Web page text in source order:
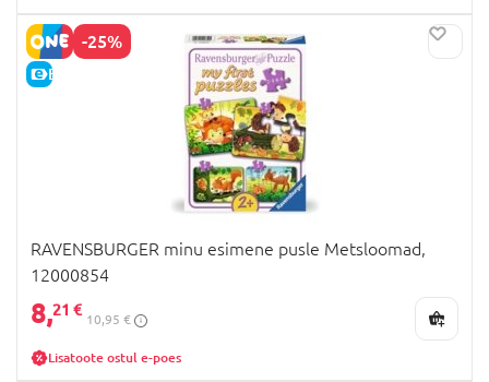
-25%
E-HIND
RAVENSBURGER minu esimene pusle Metsloomad,
12000854
8,21 €
10,95 €
Lisatoote ostul e-poes